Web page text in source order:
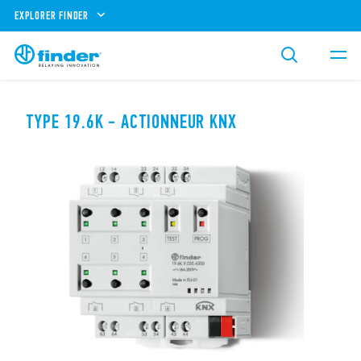
EXPLORER FINDER
TYPE 19.6K - ACTIONNEUR KNX